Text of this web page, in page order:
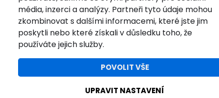
média, inzerci a analýzy. Partneři tyto údaje mohou
zkombinovat s dalšími informacemi, které jste jim
poskytli nebo které získali v důsledku toho, že
používáte jejich služby.
POVOLIT VŠE
UPRAVIT NASTAVENÍ